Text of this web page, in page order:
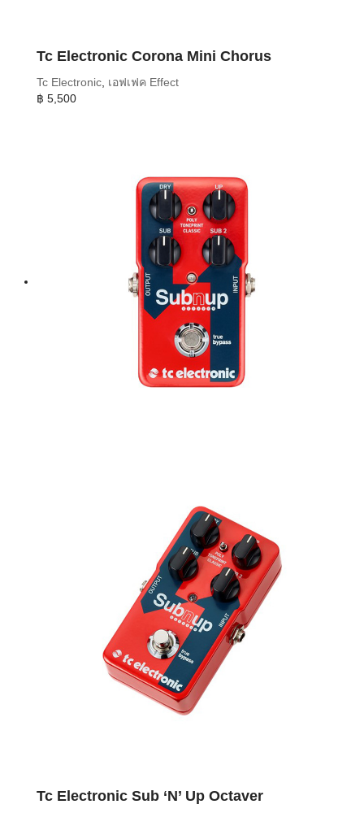
Tc Electronic Corona Mini Chorus
Tc Electronic เอฟเฟค Effect
฿ 5,500
Tc Electronic Sub ‘N’ Up Octaver